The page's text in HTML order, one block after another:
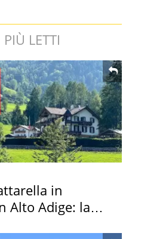
PIÙ LETTI
in
Alto Adige: la